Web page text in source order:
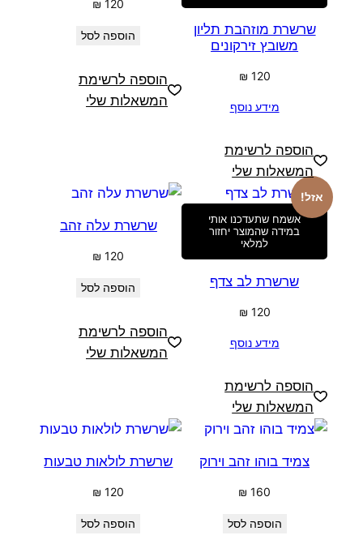
שרשרת מוזהבת תליון
משובץ זירקונים
₪ 120
מידע נוסף
הוספה לרשימת
המשאלות שלי
₪ 120
הוספה לסל
הוספה לרשימת
המשאלות שלי
אזל!
אשמח שתעדכנו אותי
במידה שהמוצר יחזור
למלאי
שרשרת לב צדף
₪ 120
מידע נוסף
הוספה לרשימת
המשאלות שלי
שרשרת עלה זהב
₪ 120
הוספה לסל
הוספה לרשימת
המשאלות שלי
צמיד בוהו זהב וירוק
₪ 160
הוספה לסל
שרשרת לולאות טבעות
₪ 120
הוספה לסל